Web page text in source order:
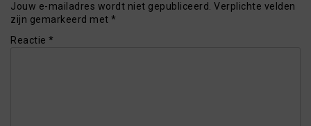
Jouw e-mailadres wordt niet gepubliceerd. Verplichte velden
zijn gemarkeerd met *
Reactie *